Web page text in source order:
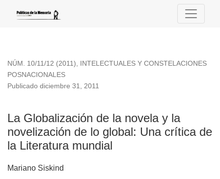
La Globalización de la novela y la novelización de lo global
NÚM. 10/11/12 (2011), INTELECTUALES Y CONSTELACIONES
POSNACIONALES
La Globalización de la novela y la
novelización de lo global: Una crítica de
la Literatura mundial
Publicado diciembre 31, 2011
Mariano Siskind